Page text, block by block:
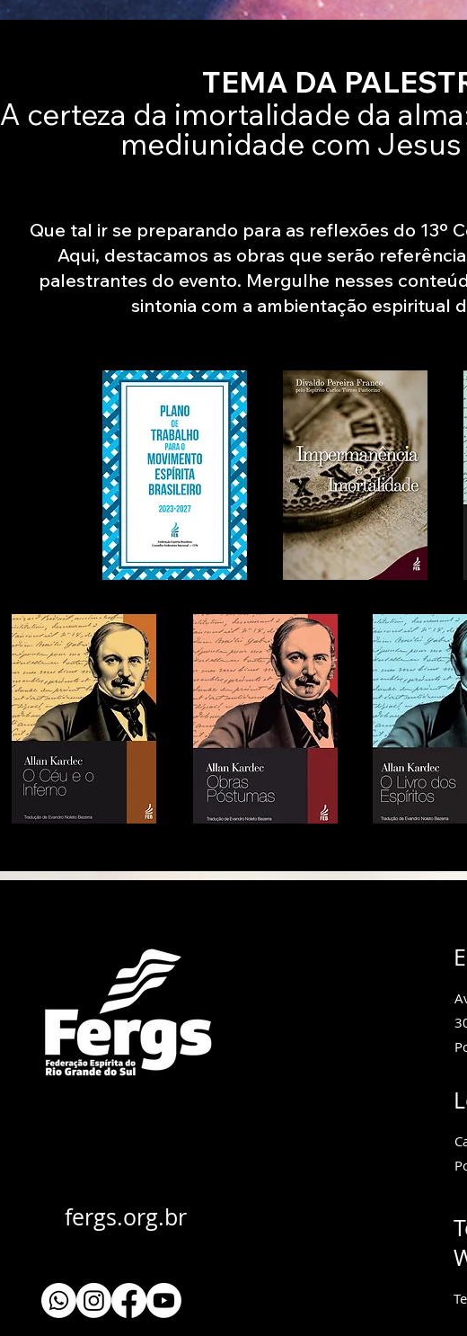
TEMA DA
A certeza da imortalidade da
mediunidade com Jesus
Que tal ir se preparando para as reflexões do 13º
Aqui, destacamos as obras que serão
palestrantes do evento. Mergulhe nesses
sintonia com a ambientação espiritual
fergs.org.br